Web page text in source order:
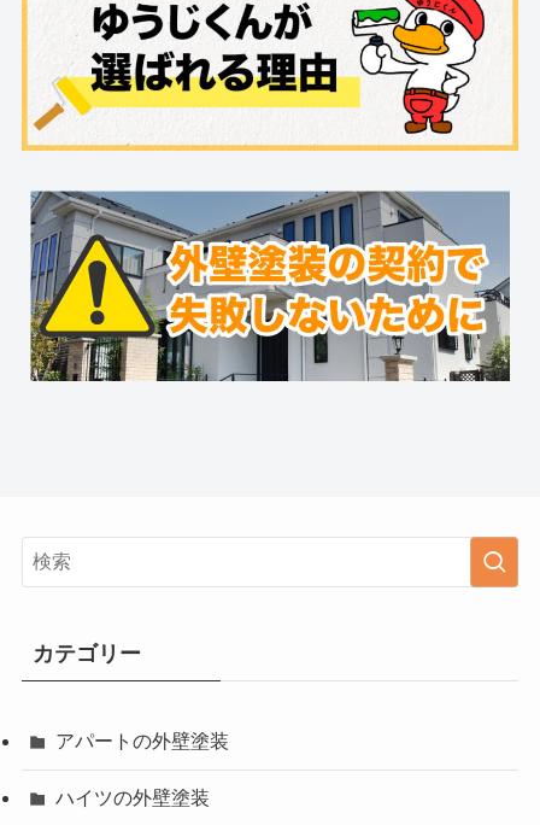
カテゴリー
アパートの外壁塗装
ハイツの外壁塗装